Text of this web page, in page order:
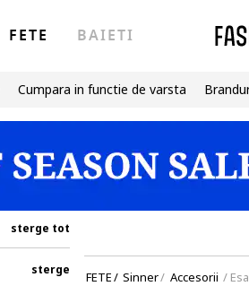
FETE BAIETI
Cumpara in functie de varsta
FETE/ Sinner/ Accesorii /
sterge tot
sterge